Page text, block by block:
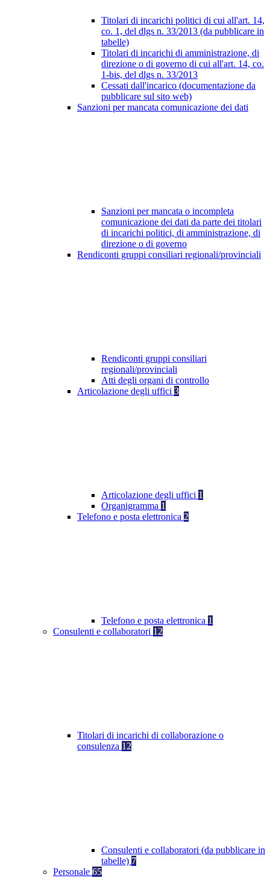
Titolari di incarichi politici di cui all'art. 14,
co. 1, del dlgs n. 33/2013 (da pubblicare in
tabelle)
Titolari di incarichi di amministrazione, di
direzione o di governo di cui all'art. 14, co.
1-bis, del dlgs n. 33/2013
Cessati dall'incarico (documentazione da
pubblicare sul sito web)
Sanzioni per mancata comunicazione dei dati
Sanzioni per mancata o incompleta
comunicazione dei dati da parte dei titolari
di incarichi politici, di amministrazione, di
direzione o di governo
Rendiconti gruppi consiliari regionali/provinciali
Rendiconti gruppi consiliari
regionali/provinciali
Atti degli organi di controllo
Articolazione degli uffici 3
Articolazione degli uffici 1
Organigramma 1
Telefono e posta elettronica 2
Telefono e posta elettronica 1
Consulenti e collaboratori 12
Titolari di incarichi di collaborazione o
consulenza 12
Consulenti e collaboratori (da pubblicare in
tabelle) 7
Personale 65